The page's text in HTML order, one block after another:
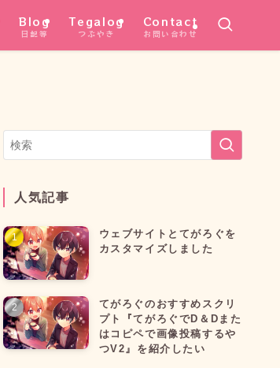
Blog
日記等
Tegalog
つぶやき
Contact
お問い合わせ
人気記事
ウェブサイトとてがろぐを
カスタマイズしました
てがろぐのおすすめスクリ
プト『てがろぐでD＆Dまた
はコピペで画像投稿するや
つV2』を紹介したい